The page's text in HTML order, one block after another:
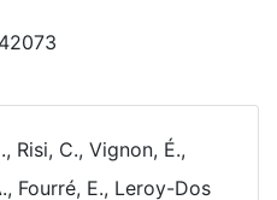
Risi, C., Vignon, É.,
Fourré, E., Leroy-Dos